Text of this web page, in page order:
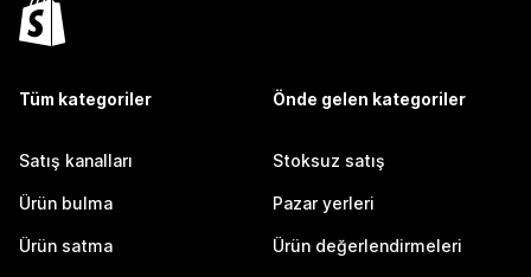
Tüm kategoriler
Satış kanalları
Ürün bulma
Ürün satma
Önde gelen kategoriler
Stoksuz satış
Pazar yerleri
Ürün değerlendirmeleri